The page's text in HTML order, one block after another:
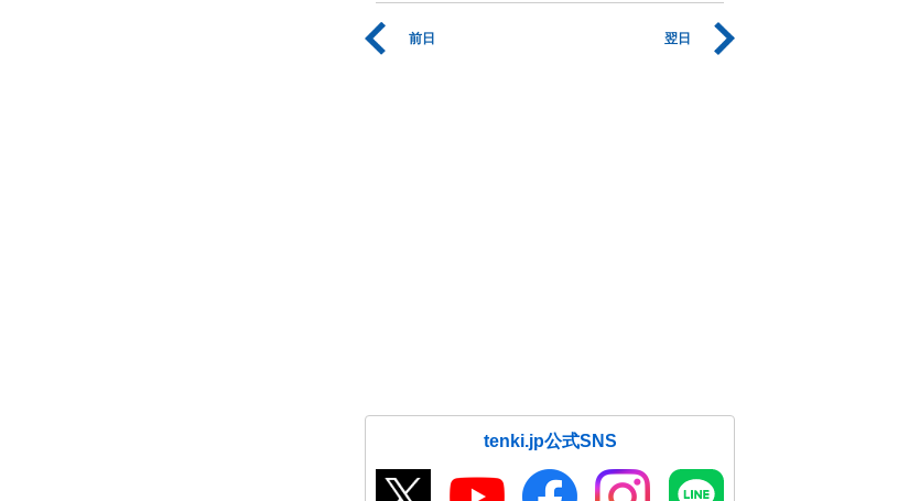
前日 翌日
tenki.jp公式SNS